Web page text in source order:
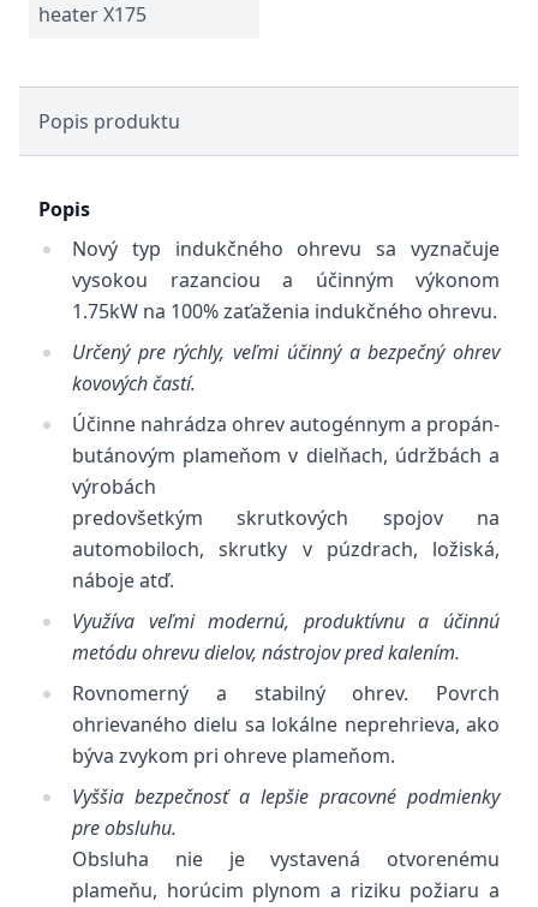
heater X175
Popis produktu
Popis
Nový typ indukčného ohrevu sa vyznačuje
vysokou razanciou a účinným výkonom
1.75kW na 100% zaťaženia indukčného ohrevu.
Určený pre rýchly, veľmi účinný a bezpečný ohrev
kovových častí.
Účinne nahrádza ohrev autogénnym a propán-
butánovým plameňom v dielňach, údržbách a
výrobách
predovšetkým skrutkových spojov na
automobiloch, skrutky v púzdrach, ložiská,
náboje atď.
Využíva veľmi modernú, produktívnu a účinnú
metódu ohrevu dielov, nástrojov pred kalením.
Rovnomerný a stabilný ohrev. Povrch
ohrievaného dielu sa lokálne neprehrieva, ako
býva zvykom pri ohreve plameňom.
Vyššia bezpečnosť a lepšie pracovné podmienky
pre obsluhu.
Obsluha nie je vystavená otvorenému
plameňu, horúcim plynom a riziku požiaru a